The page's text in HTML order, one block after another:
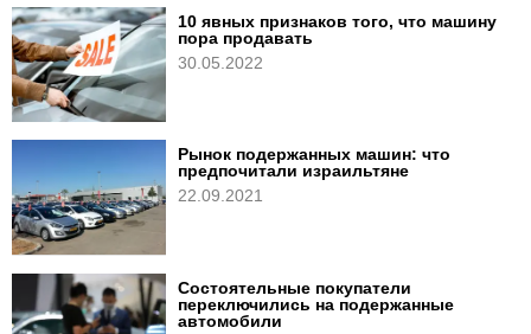
10 явных признаков того, что машину
пора продавать
30.05.2022
Рынок подержанных машин: что
предпочитали израильтяне
22.09.2021
Состоятельные покупатели
переключились на подержанные
автомобили